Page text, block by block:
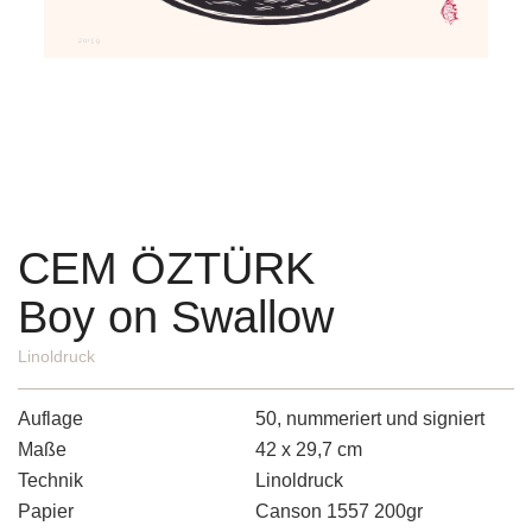
CEM ÖZTÜRK
Boy on Swallow
Linoldruck
Auflage
50, nummeriert und signiert
Maße
42 x 29,7 cm
Technik
Linoldruck
Papier
Canson 1557 200gr